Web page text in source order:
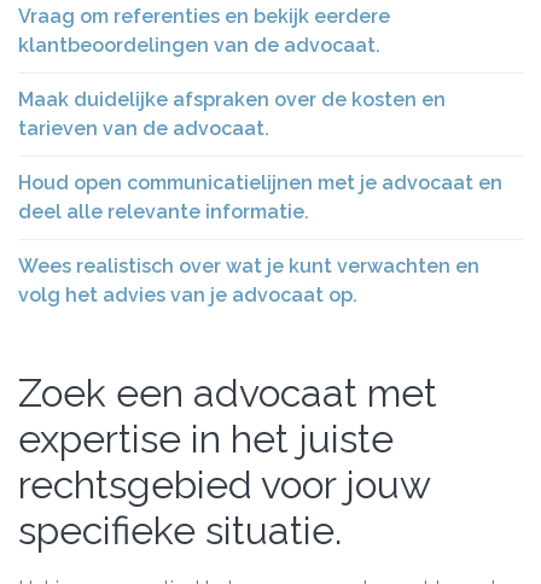
Vraag om referenties en bekijk eerdere
klantbeoordelingen van de advocaat.
Maak duidelijke afspraken over de kosten en
tarieven van de advocaat.
Houd open communicatielijnen met je advocaat en
deel alle relevante informatie.
Wees realistisch over wat je kunt verwachten en
volg het advies van je advocaat op.
Zoek een advocaat met
expertise in het juiste
rechtsgebied voor jouw
specifieke situatie.